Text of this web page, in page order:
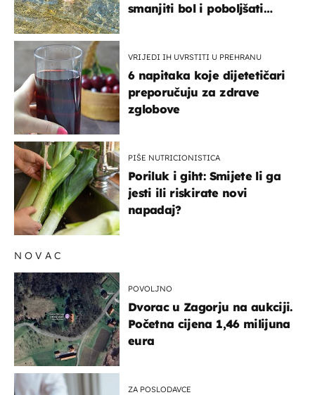
smanjiti bol i poboljšati
VRIJEDI IH UVRSTITI U PREHRANU
6 napitaka koje dijetetičari
preporučuju za zdrave
zglobove
PIŠE NUTRICIONISTICA
Poriluk i giht: Smijete li ga
jesti ili riskirate novi
napadaj?
NOVAC
POVOLJNO
Dvorac u Zagorju na aukciji.
Početna cijena 1,46 milijuna
eura
ZA POSLODAVCE